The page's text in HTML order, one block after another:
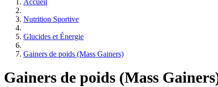
Nutrition Sportive
Glucides et Énergie
Gainers de poids (Mass Gainers)
Gainers de poids (Mass